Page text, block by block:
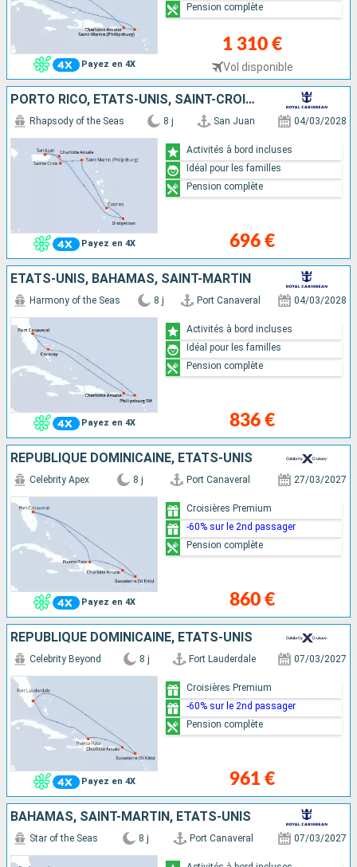
Payez en 4X
1 310 €
Vol disponible
Pension complète
PORTO RICO, ÉTATS-UNIS, SAINT-CROIX, SAINT-MARTIN, SAINTE-LUCIE, BARBADE
Payez en 4X
Rhapsody of the Seas 8 j San Juan 04/03/2028
696 €
Activités à bord incluses
Idéal pour les familles
Pension complète
ÉTATS-UNIS, BAHAMAS, SAINT-MARTIN
Payez en 4X
Harmony of the Seas 8 j Port Canaveral 04/03/2028
836 €
Activités à bord incluses
Idéal pour les familles
Pension complète
RÉPUBLIQUE DOMINICAINE, ÉTATS-UNIS
Payez en 4X
Celebrity Apex 8 j Port Canaveral 27/03/2027
860 €
Croisières Premium
-60% sur le 2nd passager
Pension complète
RÉPUBLIQUE DOMINICAINE, ÉTATS-UNIS
Payez en 4X
Celebrity Beyond 8 j Fort Lauderdale 07/03/2027
961 €
Croisières Premium
-60% sur le 2nd passager
Pension complète
BAHAMAS, SAINT-MARTIN, ÉTATS-UNIS
Star of the Seas 8 j Port Canaveral 07/03/2027